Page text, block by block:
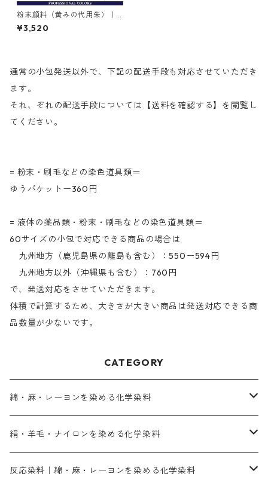
粉末顔料（黄みの代用朱）｜1
00g｜代用朱黄口｜紅型用途
¥3,520
通常の小包発送以外で、下記の配送手段も対応させていただき
ます。
それ、ぞれの配送手段については【送料を確認する】を閲覧し
てください。
= 粉末・刷毛などの染色道具類＝
ゆうパケットー360円
= 液体の薬品類・粉末・刷毛などの染色道具類＝
60サイズの小包で対応できる商品の場合は
九州地方（鹿児島県の離島も含む）：550ー594円
九州地方以外（沖縄県も含む）：760円
で、発送対応をさせていただきます。
体積で計算するため、大きさが大きい商品は発送対応できる商
品数量が少ないです。
CATEGORY
綿・麻・レーヨンを染める化学染料
直接染料－染色手順が簡単
人気のおすすめ直接染料
絹・羊毛・ナイロンを染める化学染料
お買い得品
反応染料｜綿・麻・レーヨンを染める化学染料